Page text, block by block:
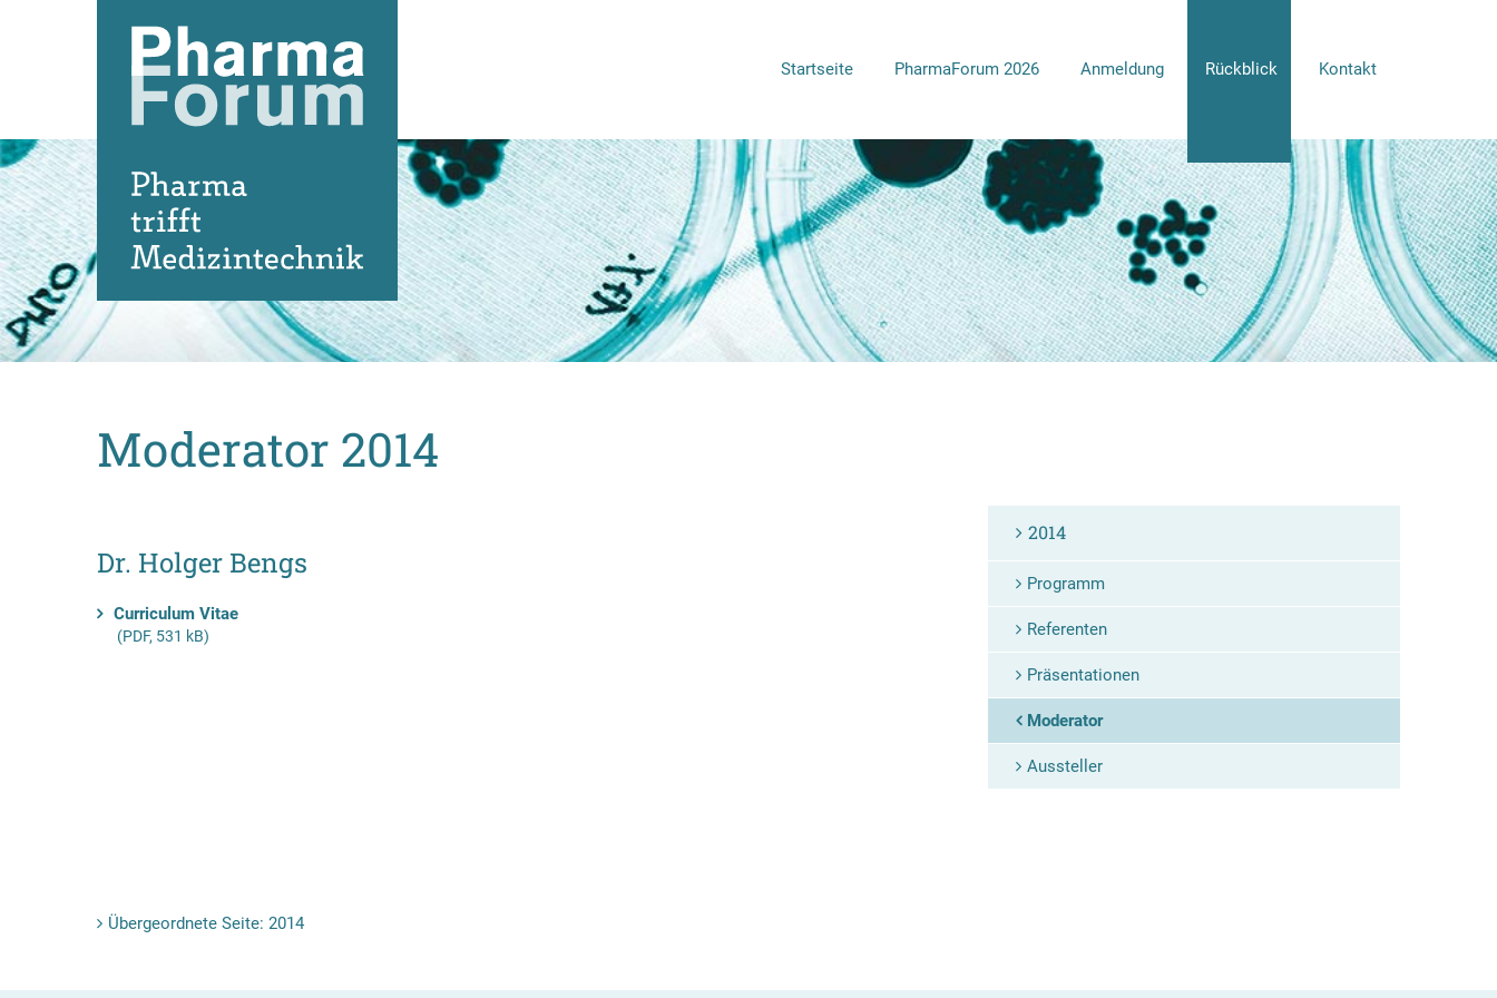
Startseite PharmaForum 2026 Anmeldung Rückblick Kontakt
Moderator 2014
Dr. Holger Bengs
Curriculum Vitae
(PDF, 531 kB)
2014
Programm
Referenten
Präsentationen
Moderator
Aussteller
Übergeordnete Seite: 2014